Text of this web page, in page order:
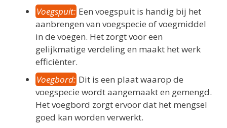
Voegspuit: Een voegspuit is handig bij het
aanbrengen van voegspecie of voegmiddel
in de voegen. Het zorgt voor een
gelijkmatige verdeling en maakt het werk
efficiënter.
Voegbord: Dit is een plaat waarop de
voegspecie wordt aangemaakt en gemengd.
Het voegbord zorgt ervoor dat het mengsel
goed kan worden verwerkt.